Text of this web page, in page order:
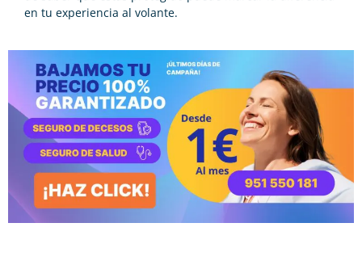
en tu experiencia al volante.